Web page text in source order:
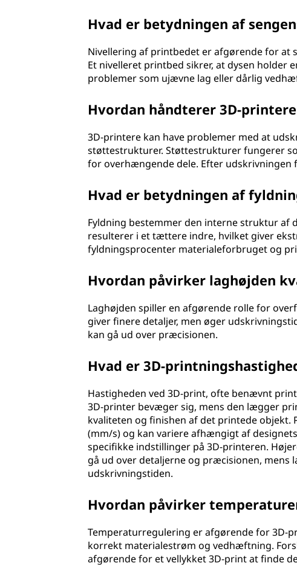
Hvad er betydningen af
Nivellering af printbedet er afgørende for
Et nivelleret printbed sikrer, at dysen
problemer som ujævne lag eller dårlig
Hvordan håndterer 3D-
3D-printere kan have problemer med at
støttestrukturer. Støttestrukturer fungerer
for overhængende dele. Efter udskrivningen
Hvad er betydningen af
Fyldning bestemmer den interne struktur af
resulterer i et tættere indre, hvilket giver
fyldningsprocenter materialeforbruget og
Hvordan påvirker laghøjden
Laghøjden spiller en afgørende rolle for
giver finere detaljer, men øger
kan gå ud over præcisionen.
Hvad er 3D-
Hastigheden ved 3D-print, ofte benævnt
3D-printer bevæger sig, mens den lægger
kvaliteten og finishen af det printede objekt.
(mm/s) og kan variere afhængigt af
specifikke indstillinger på 3D-printeren.
gå ud over detaljerne og præcisionen, mens
udskrivningstiden.
Hvordan påvirker
Temperaturregulering er afgørende for 3D-
korrekt materialestrøm og vedhæftning.
afgørende for et vellykket 3D-print at finde